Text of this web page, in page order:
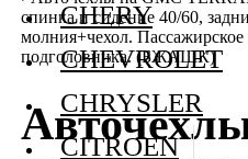
спинка и сидение 40/60,
молния+чехол.
подголовника. (БЖАШК)
CHERY
CHEVROLET
CHRYSLER
CITROEN